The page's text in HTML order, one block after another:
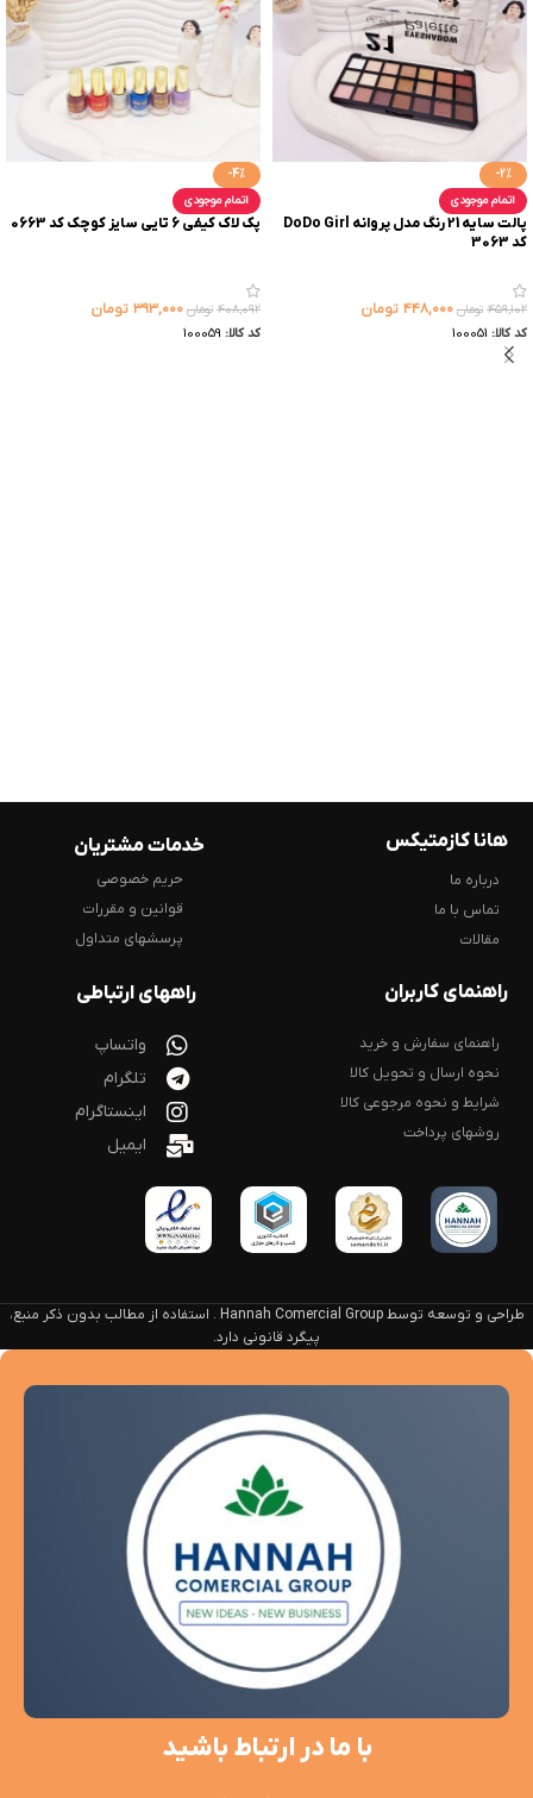
-2%
اتمام موجودی
پالت سایه 21 رنگ مدل پروانه DoDo Girl
کد 3063
۴۵۹,۱۰۲ تومان ۴۴۸,۰۰۰ تومان
کد کالا: 100051
-4%
اتمام موجودی
پک لاک کیفی 6 تایی سایز کوچک کد 0663
۴۰۸,۰۹۲ تومان ۳۹۳,۰۰۰ تومان
کد کالا: 100059
هانا کازمتیکس
درباره ما
تماس با ما
مقالات
خدمات مشتریان
حریم خصوصی
قوانین و مقررات
پرسشهای متداول
راهنمای کاربران
راهنمای سفارش و خرید
نحوه ارسال و تحویل کالا
شرایط و نحوه مرجوعی کالا
روشهای پرداخت
راههای ارتباطی
واتساپ
تلگرام
اینستاگرام
ایمیل
طراحی و توسعه توسط Hannah Comercial Group . استفاده از مطالب بدون ذکر منبع،
پیگرد قانونی دارد.
با ما در ارتباط باشید